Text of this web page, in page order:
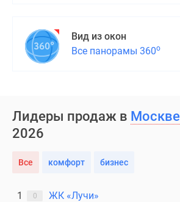
Вид из окон
Все панорамы 360о
Лидеры продаж в Москве
2026
Все комфорт бизнес
1 0 ЖК «Лучи»